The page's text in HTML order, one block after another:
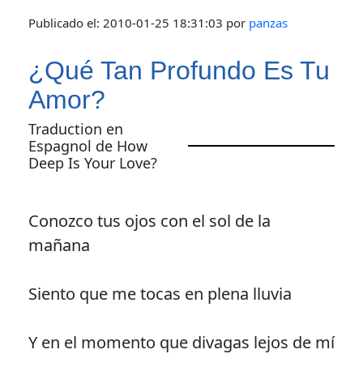
Publicado el: 2010-01-25 18:31:03 por panzas
¿Qué Tan Profundo Es Tu
Amor?
Traduction en
Espagnol de How
Deep Is Your Love?
Conozco tus ojos con el sol de la
mañana
Siento que me tocas en plena lluvia
Y en el momento que divagas lejos de mí